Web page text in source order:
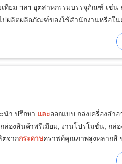
ทียม ฯลฯ อุตสาหกรรมบรรจุภัณฑ์ เช่น
ผลิตผลิตภัณฑ์ของใช้สำนักงานหรือใน
นำ ปรึกษา และออกแบบ กล่งเครื่องสำ
องสินค้าพรีเมียม, งานโปรโมชั่น, กล่อ
ตจากกระดาษคราฟท์คุณภาพสูงหลากสี